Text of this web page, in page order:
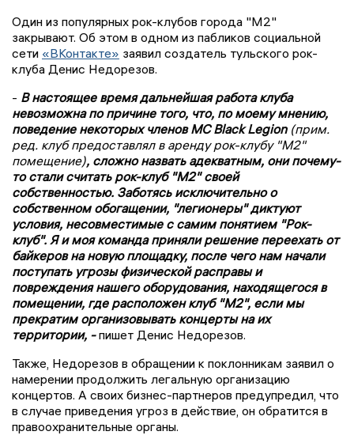
Один из популярных рок-клубов города "М2"
закрывают. Об этом в одном из пабликов социальной
сети «ВКонтакте» заявил создатель тульского рок-
клуба Денис Недорезов.
- В настоящее время дальнейшая работа клуба
невозможна по причине того, что, по моему мнению,
поведение некоторых членов MC Black Legion (прим.
ред. клуб предоставлял в аренду рок-клубу "М2"
помещение), сложно назвать адекватным, они почему-
то стали считать рок-клуб "М2" своей
собственностью. Заботясь исключительно о
собственном обогащении, "легионеры" диктуют
условия, несовместимые с самим понятием "Рок-
клуб". Я и моя команда приняли решение переехать от
байкеров на новую площадку, после чего нам начали
поступать угрозы физической расправы и
повреждения нашего оборудования, находящегося в
помещении, где расположен клуб "М2", если мы
прекратим организовывать концерты на их
территории, -пишет Денис Недорезов.
Также, Недорезов в обращении к поклонникам заявил о
намерении продолжить легальную организацию
концертов. А своих бизнес-партнеров предупредил, что
в случае приведения угроз в действие, он обратится в
правоохранительные органы.